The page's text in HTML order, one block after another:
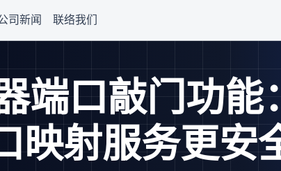
司新闻 联络我们
端口敲门功能
映射服务更安